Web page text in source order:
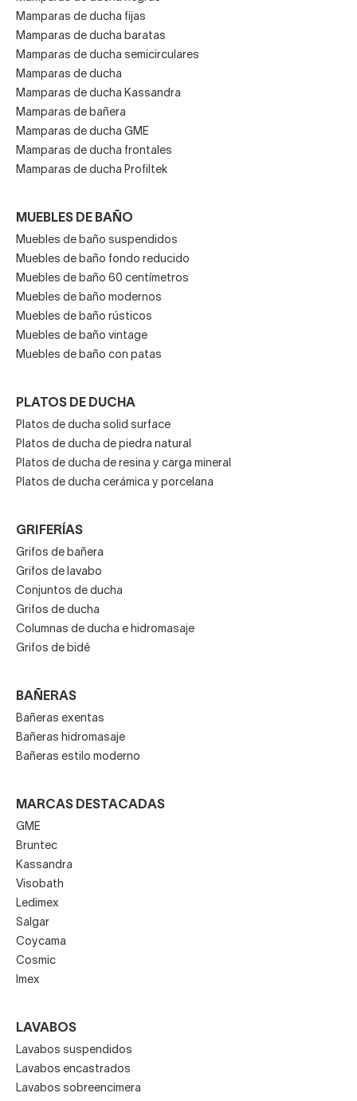
Mamparas de ducha fijas
Mamparas de ducha baratas
Mamparas de ducha semicirculares
Mamparas de ducha
Mamparas de ducha Kassandra
Mamparas de bañera
Mamparas de ducha GME
Mamparas de ducha frontales
Mamparas de ducha Profiltek
MUEBLES DE BAÑO
Muebles de baño suspendidos
Muebles de baño fondo reducido
Muebles de baño 60 centímetros
Muebles de baño modernos
Muebles de baño rústicos
Muebles de baño vintage
Muebles de baño con patas
PLATOS DE DUCHA
Platos de ducha solid surface
Platos de ducha de piedra natural
Platos de ducha de resina y carga mineral
Platos de ducha cerámica y porcelana
GRIFERÍAS
Grifos de bañera
Grifos de lavabo
Conjuntos de ducha
Grifos de ducha
Columnas de ducha e hidromasaje
Grifos de bidé
BAÑERAS
Bañeras exentas
Bañeras hidromasaje
Bañeras estilo moderno
MARCAS DESTACADAS
GME
Bruntec
Kassandra
Visobath
Ledimex
Salgar
Coycama
Cosmic
Imex
LAVABOS
Lavabos suspendidos
Lavabos encastrados
Lavabos sobreencimera